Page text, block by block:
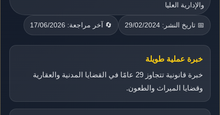
والإدارية العليا
📅 تاريخ النشر: 29/02/2024 🔄 آخر مراجعة: 17/06/2026
خبرة عملية طويلة
خبرة قانونية تتجاوز 29 عامًا في القضايا المدنية والعقارية
وقضايا الميراث والطعون.